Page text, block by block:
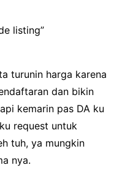
listing”
turunin harga karena
dan bikin
kemarin pas DA ku
request untuk
tuh, ya mungkin
nya.